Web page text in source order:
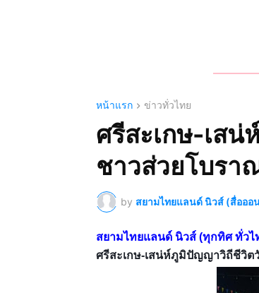
หน้าแรก ข่าวทั่วไทย
ศรีสะเกษ-เส
ชาวส่วยโบรา
by สยามไทยแลนด์ นิวส์ (สื่อออ
สยามไทยแลนด์ นิวส์ (ทุกทิศ ทั่ว
ศรีสะเกษ-เสน่ห์ภูมิปัญญาวิถีชีวิ